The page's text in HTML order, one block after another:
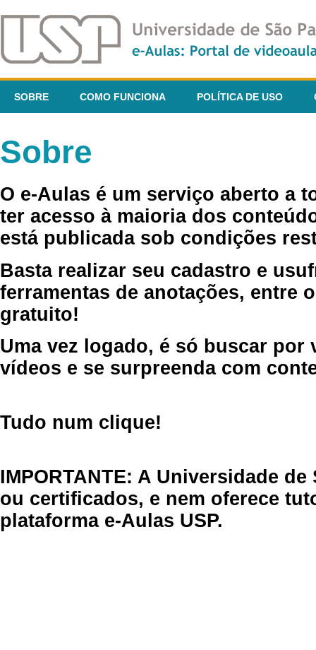
SOBRE COMO FUNCIONA POLÍTICA DE USO
Sobre
O e-Aulas é um serviço aberto a
ter acesso à maioria dos
está publicada sob condições
Basta realizar seu cadastro e
ferramentas de anotações, entre
gratuito!
Uma vez logado, é só buscar por
vídeos e se surpreenda com
Tudo num clique!
IMPORTANTE: A Universidade
ou certificados, e nem oferece
plataforma e-Aulas USP.